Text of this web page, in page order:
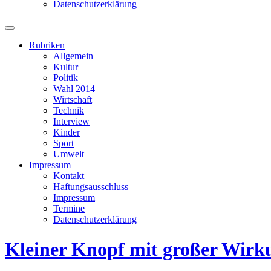
Datenschutzerklärung
Suchfeld
ein-/ausblenden
Rubriken
Allgemein
Kultur
Politik
Wahl 2014
Wirtschaft
Technik
Interview
Kinder
Sport
Umwelt
Impressum
Kontakt
Haftungsausschluss
Impressum
Termine
Datenschutzerklärung
Kleiner Knopf mit großer